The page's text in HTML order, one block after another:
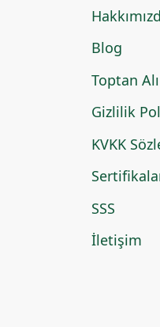
Blog
Toptan
Gizlilik
KVKK
SSS
İletişim